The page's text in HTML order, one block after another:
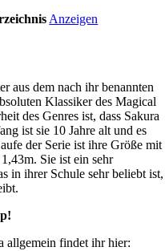
Anzeigen
aus dem nach ihr benannten
Klassiker des Magical
des Genres ist, dass Sakura
ist sie 10 Jahre alt und es
der Serie ist ihre Größe mit
Sie ist ein sehr
in ihrer Schule sehr beliebt ist,
allgemein findet ihr hier: